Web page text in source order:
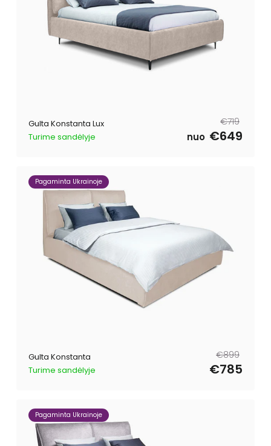
Gulta Konstanta Lux
Turime sandėlyje
Parastā
cena
€719
Pārdošanas
cena
nuo €649
Pagaminta Ukrainoje
Gulta Konstanta
Turime sandėlyje
Parastā
cena
€899
Pārdošanas
cena€785
Pagaminta Ukrainoje